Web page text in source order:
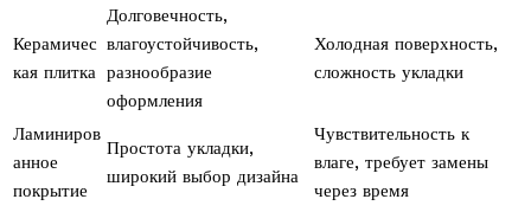
Керамичес
кая плитка
Долговечность,
влагоустойчивость,
разнообразие
оформления
Холодная поверхность,
сложность укладки
Ламиниров
анное
покрытие
Простота укладки,
широкий выбор дизайна
Чувствительность к
влаге, требует замены
через время